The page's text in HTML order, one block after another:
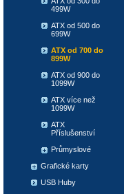
499W
ATX od 500 do
699W
ATX od 700 do
899W
ATX od 900 do
1099W
ATX více než
1099W
ATX
Příslušenství
Průmyslové
Grafické karty
USB Huby